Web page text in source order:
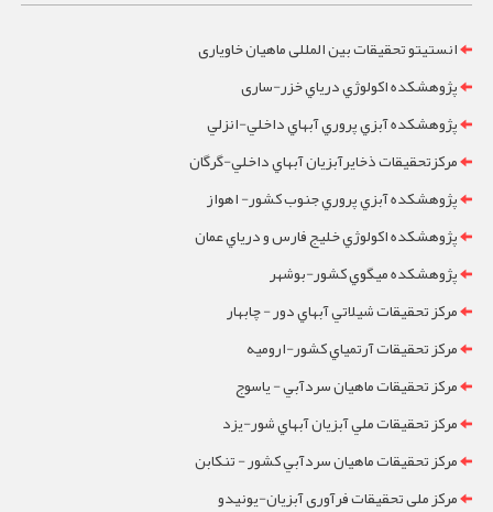
انستیتو تحقیقات بین المللی ماهیان خاویاری
پژوهشکده اکولوژي درياي خزر-ساری
پژوهشکده آبزي پروري آبهاي داخلي-انزلي
مرکزتحقيقات ذخايرآبزيان آبهاي داخلي-گرگان
پژوهشکده آبزي پروري جنوب کشور- اهواز
پژوهشکده اکولوژي خليج فارس و درياي عمان
پژوهشکده ميگوي کشور-بوشهر
مرکز تحقيقات شيلاتي آبهاي دور - چابهار
مرکز تحقيقات آرتمياي کشور-ارومیه
مرکز تحقيقات ماهيان سردآبي - ياسوج
مرکز تحقيقات ملي آبزيان آبهاي شور-یزد
مرکز تحقيقات ماهيان سردآبي کشور - تنکابن
مرکز ملی تحقیقات فرآوری آبزیان-یونیدو